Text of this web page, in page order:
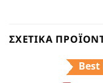
ΣΧΕΤΙΚΆ
Best